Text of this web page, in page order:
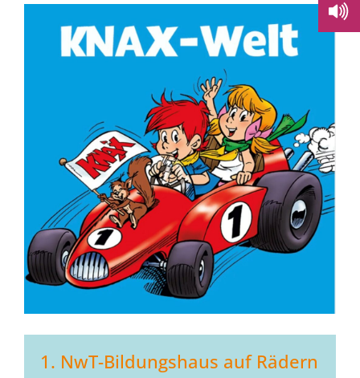
1. NwT-Bildungshaus auf Rädern